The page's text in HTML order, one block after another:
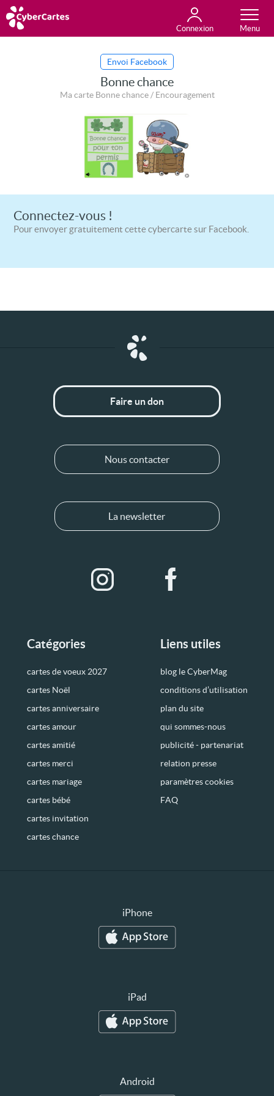
Connexion
Toutes les cartes
Envoi Facebook
Bonne chance
Ma carte Bonne chance / Encouragement
Connectez-vous !
Pour envoyer gratuitement cette cybercarte sur Facebook.
Catégories
cartes de voeux 2027
cartes Noël
cartes anniversaire
cartes amour
cartes amitié
cartes merci
cartes mariage
cartes bébé
cartes invitation
cartes chance
Liens utiles
blog le CyberMag
conditions d’utilisation
plan du site
qui sommes-nous
publicité - partenariat
relation presse
paramètres cookies
FAQ
Faire un don
Nous contacter
La newsletter
iPhone
iPad
Android